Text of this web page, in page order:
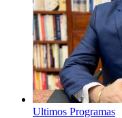
Ultimos Programas